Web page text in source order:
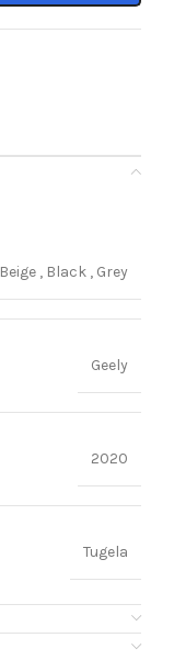
Beige , Black , Grey
Geely
2020
Tugela